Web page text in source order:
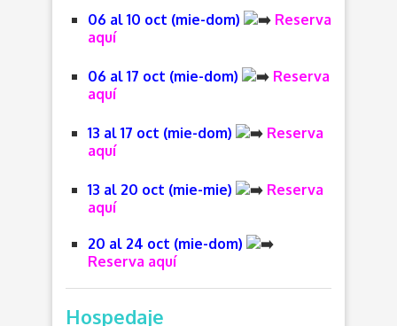
06 al 10 oct (mie-dom)
Reserva
aquí
06 al 17 oct (mie-dom)
Reserva
aquí
13 al 17 oct (mie-dom)
Reserva
aquí
13 al 20 oct (mie-mie)
Reserva
aquí
20 al 24 oct (mie-dom)
Reserva aquí
Hospedaje